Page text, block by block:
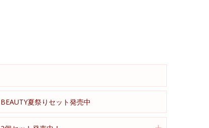
夏祭りセット発売中